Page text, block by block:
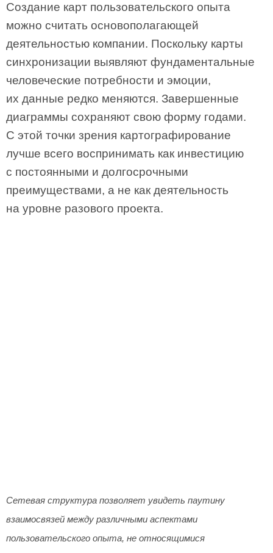
Создание карт пользовательского опыта
можно считать основополагающей
деятельностью компании. Поскольку карты
синхронизации выявляют фундаментальные
человеческие потребности и эмоции,
их данные редко меняются. Завершенные
диаграммы сохраняют свою форму годами.
С этой точки зрения картографирование
лучше всего воспринимать как инвестицию
с постоянными и долгосрочными
преимуществами, а не как деятельность
на уровне разового проекта.
Сетевая структура позволяет увидеть паутину
взаимосвязей между различными аспектами
пользовательского опыта, не относящимися